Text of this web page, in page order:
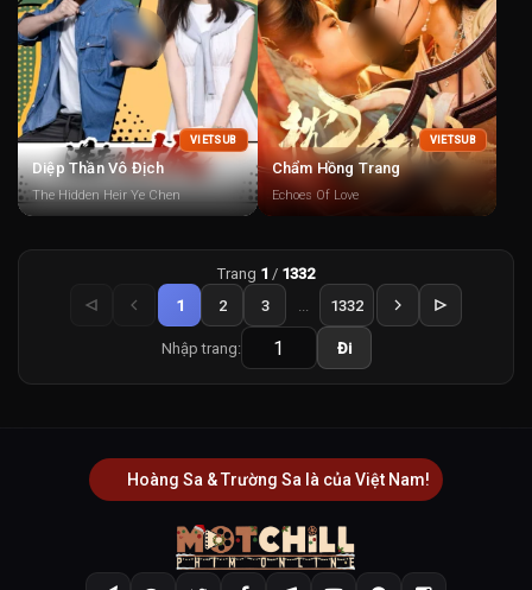
VIETSUB
Diệp Thần Vô Địch
The Hidden Heir Ye Chen
VIETSUB
Chẩm Hồng Trang
Echoes Of Love
Trang 1 / 1332
1
2 3 1332
Nhập trang: Đi
Hoàng Sa & Trường Sa là của Việt Nam!